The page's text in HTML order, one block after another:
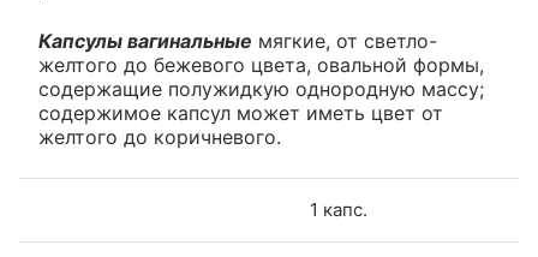
Капсулы вагинальные мягкие, от светло-
желтого до бежевого цвета, овальной формы,
содержащие полужидкую однородную массу;
содержимое капсул может иметь цвет от
желтого до коричневого.
1 капс.